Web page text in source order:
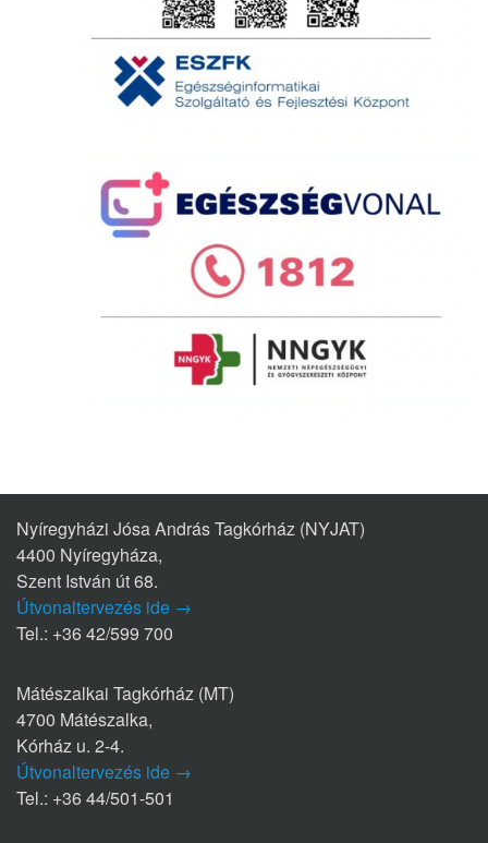
Nyíregyházi Jósa András Tagkórház (NYJAT)
4400 Nyíregyháza,
Szent István út 68.
Útvonaltervezés ide →
Tel.: +36 42/599 700
Mátészalkai Tagkórház (MT)
4700 Mátészalka,
Kórház u. 2-4.
Útvonaltervezés ide →
Tel.: +36 44/501-501